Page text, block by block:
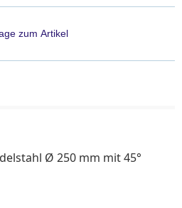
zum Artikel
Ø 250 mm mit 45°